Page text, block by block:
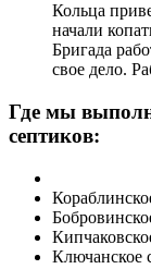
Кольца
начали
Бригада
свое дело.
Где мы
септиков:
Ключанское